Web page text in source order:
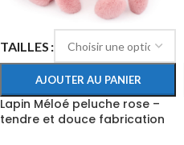
TAILLES
AJOUTER AU PANIER
Lapin Méloé peluche rose –
tendre et douce fabrication